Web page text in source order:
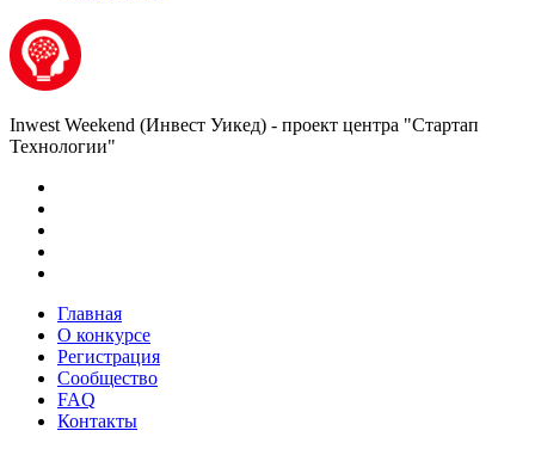
Inwest Weekend (Инвест Уикед) - проект центра "Стартап
Технологии"
Главная
О конкурсе
Регистрация
Сообщество
FAQ
Контакты